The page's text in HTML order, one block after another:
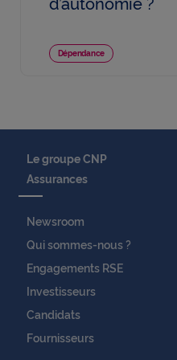
Dépendance
Le groupe CNP
Assurances
Newsroom
Qui sommes-nous ?
Engagements RSE
Investisseurs
Candidats
Fournisseurs